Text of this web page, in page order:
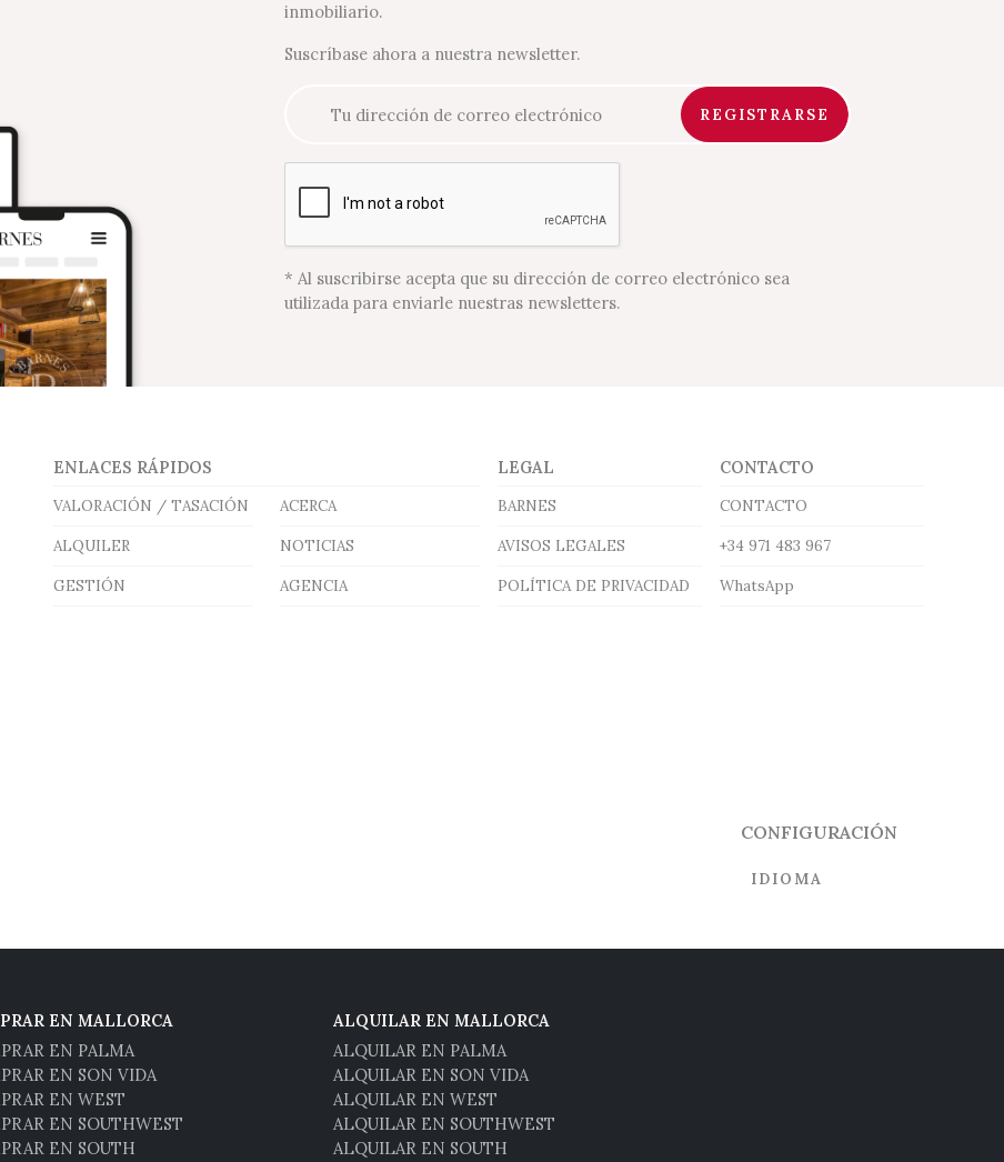
inmobiliario.
Suscríbase ahora a nuestra newsletter.
REGISTRARSE
* Al suscribirse acepta que su dirección de correo electrónico sea
utilizada para enviarle nuestras newsletters.
ENLACES RÁPIDOS
VALORACIÓN / TASACIÓN
ALQUILER
GESTIÓN
ACERCA
NOTICIAS
AGENCIA
LEGAL
BARNES
AVISOS LEGALES
POLÍTICA DE PRIVACIDAD
CONTACTO
CONTACTO
+34 971 483 967
WhatsApp
CONFIGURACIÓN
IDIOMA
EN MALLORCA
EN PALMA
EN SON VIDA
EN WEST
EN SOUTHWEST
EN SOUTH
ALQUILAR EN MALLORCA
ALQUILAR EN PALMA
ALQUILAR EN SON VIDA
ALQUILAR EN WEST
ALQUILAR EN SOUTHWEST
ALQUILAR EN SOUTH